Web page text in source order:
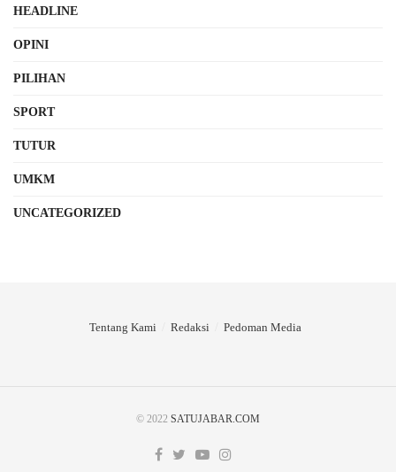
HEADLINE
OPINI
PILIHAN
SPORT
TUTUR
UMKM
UNCATEGORIZED
Tentang Kami Redaksi Pedoman Media
© 2022 SATUJABAR.COM